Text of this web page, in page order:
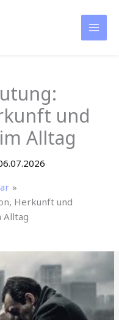
und
Alltag
Herkunft und
Alltag